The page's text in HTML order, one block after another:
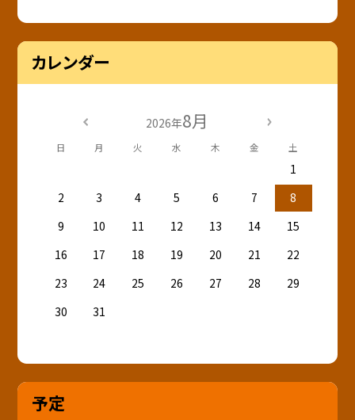
カレンダー
2026年8月
日 月 火 水 木 金 土
1
2
3 4 5 6 7
8
9
10 11 12 13 14
15
16
17 18 19 20 21
22
23
24 25 26 27 28
29
30
31
予定